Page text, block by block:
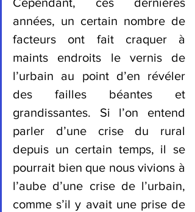
années, un certain nombre de
facteurs ont fait craquer à
maints endroits le vernis de
l’urbain au point d’en révéler
des failles béantes et
grandissantes. Si l’on entend
parler d’une crise du rural
depuis un certain temps, il se
pourrait bien que nous vivions à
l’aube d’une crise de l’urbain,
comme s’il y avait une prise de